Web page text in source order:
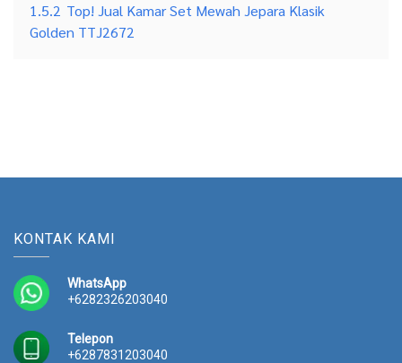
1.5.2 Top! Jual Kamar Set Mewah Jepara Klasik
Golden TTJ2672
KONTAK KAMI
WhatsApp
+6282326203040
Telepon
+6287831203040